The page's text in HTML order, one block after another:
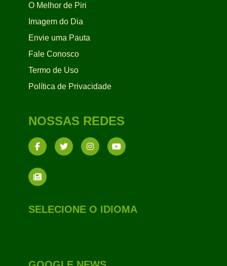
O Melhor de Piri
Imagem do Dia
Envie uma Pauta
Fale Conosco
Termo de Uso
Política de Privacidade
NOSSAS REDES
SELECIONE O IDIOMA